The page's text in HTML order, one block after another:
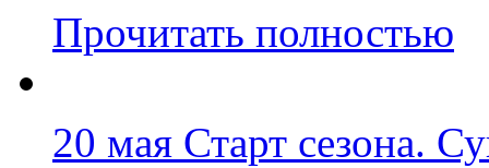
Прочитать полностью
20 мая Старт сезона.